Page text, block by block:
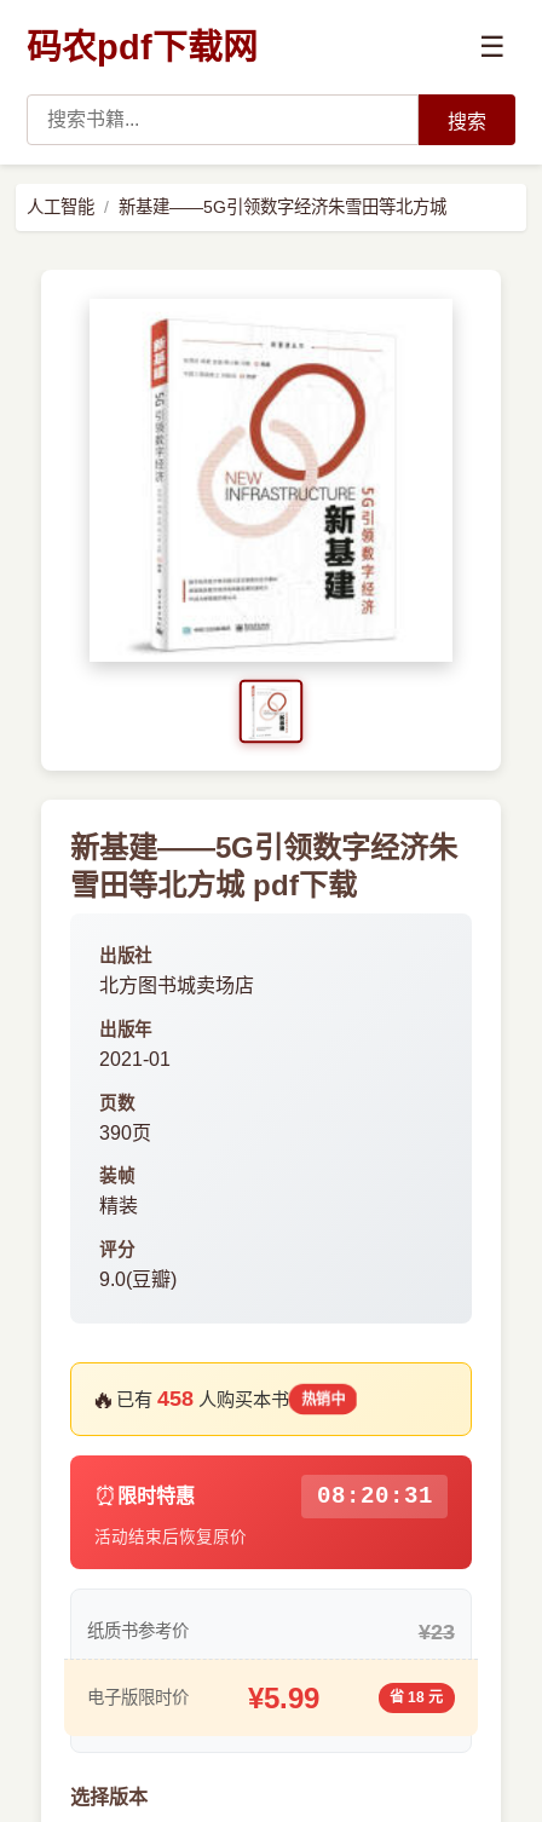
码农pdf下载网 ☰
预订书籍
搜索
人工智能 新基建――5G引领数字经济朱雪田等北方城
新基建――5G引领数字经济朱
雪田等北方城 pdf下载
出版社
北方图书城卖场店
出版年
2021-01
页数
390页
装帧
精装
评分
9.0(豆瓣)
🔥 已有458 人购买本书 热销中
⏰ 限时特惠 08:20:31
活动结束后恢复原价
纸质书参考价 ¥23
电子版限时价 ¥5.99 省 18 元
选择版本